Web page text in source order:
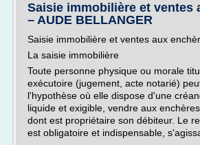
Saisie immobilière et ventes
– AUDE BELLANGER
Saisie immobilière et ventes aux
La saisie immobilière
Toute personne physique ou morale
exécutoire (jugement, acte notarié)
l'hypothèse où elle dispose d'une
liquide et exigible, vendre aux
dont est propriétaire son débiteur. Le
est obligatoire et indispensable,